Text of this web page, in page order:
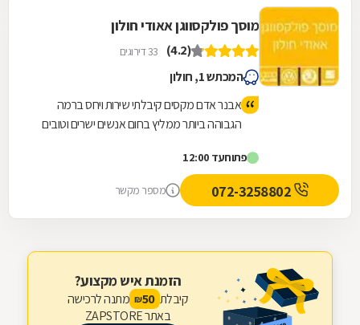
מוסך פולקסווגן אאודי חולון
(4.2) 33 דירוגים
המכתש 1, חולון
אבנר אדם מקסים קיבלתי שירות ויחס ברמה
הגבוהה ביותר ממליץ בחום אנשים ישרים וטובים
פתוחעד 12:00
מספר מקשר
הזמנת איש מקצוע?
קיבלת 50
₪ מתנה לרכישה
באתר ZAPSTORE